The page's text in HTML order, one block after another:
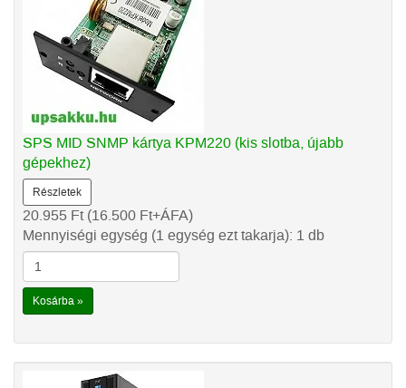
SPS MID SNMP kártya KPM220 (kis slotba, újabb
gépekhez)
Részletek
20.955 Ft(16.500 Ft+ÁFA)
Mennyiségi egység (1 egység ezt takarja): 1 db
Kosárba »